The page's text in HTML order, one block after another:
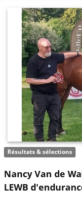
Résultats & sélections
Nancy Van de
LEWB